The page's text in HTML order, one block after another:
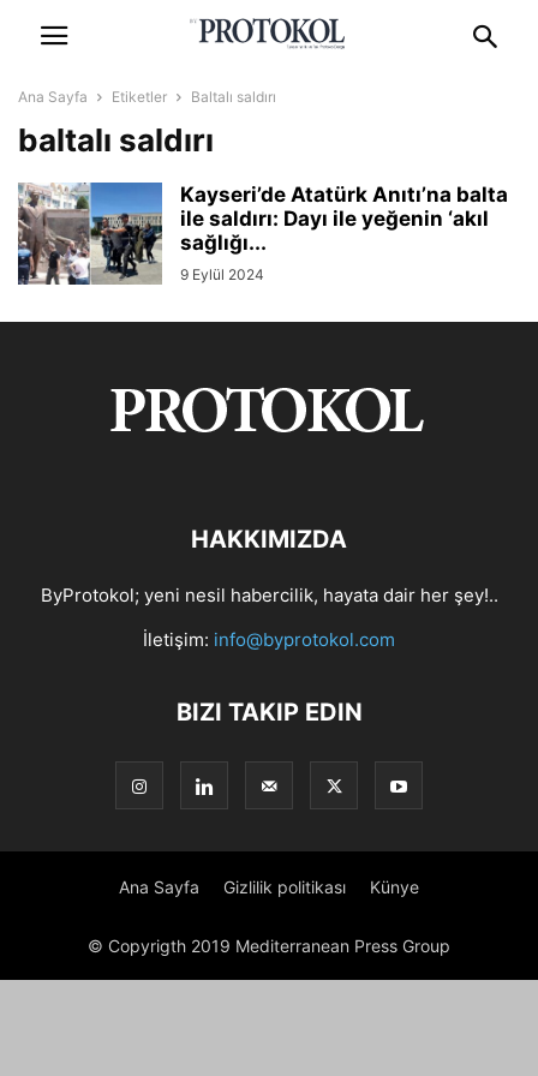
Ana Sayfa Etiketler Baltalı saldırı
baltalı saldırı
Kayseri’de Atatürk Anıtı’na balta
ile saldırı: Dayı ile yeğenin ‘akıl
sağlığı...
9 Eylül 2024
HAKKIMIZDA
ByProtokol; yeni nesil habercilik, hayata dair her şey!..
İletişim: info@byprotokol.com
BIZI TAKIP EDIN
Ana Sayfa Gizlilik politikası Künye
© Copyrigth 2019 Mediterranean Press Group